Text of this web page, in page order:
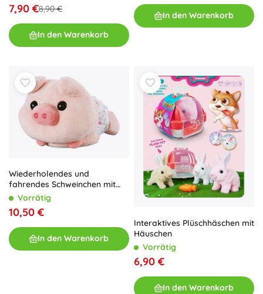
7,90 €8,90 €
In den Warenkorb
In den Warenkorb
Wiederholendes und
fahrendes Schweinchen mit
Effekten 20 cm
Vorrätig
10,50 €
In den Warenkorb
Interaktives Plüschhäschen mit
Häuschen
Vorrätig
6,90 €
In den Warenkorb